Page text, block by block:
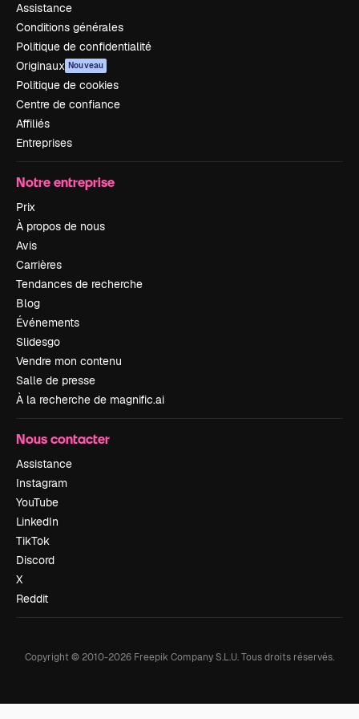
Assistance
Conditions générales
Politique de confidentialité
Originaux Nouveau
Politique de cookies
Centre de confiance
Affiliés
Entreprises
Notre entreprise
Prix
À propos de nous
Avis
Carrières
Tendances de recherche
Blog
Événements
Slidesgo
Vendre mon contenu
Salle de presse
À la recherche de magnific.ai
Nous contacter
Assistance
Instagram
YouTube
LinkedIn
TikTok
Discord
X
Reddit
Copyright © 2010-2026 Freepik Company S.L.U.Tous droits réservés.